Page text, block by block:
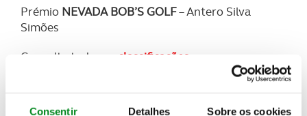
Consentir Detalhes Sobre os cookies
Prémio NEVADA BOB’S GOLF– Antero Silva
Simões
Consulte todas as
classificações